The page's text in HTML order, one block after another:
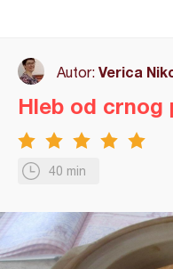
Autor: Verica
40 min
Hleb od crnog